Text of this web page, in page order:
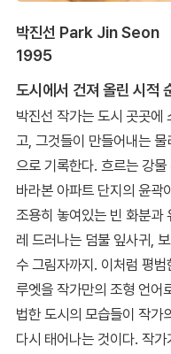
박진선 Park Jin Seon
1995
도시에서 건져 올린 시적
박진선 작가는 도시 곳곳에
고, 그것들이 만들어내는
으로 기록한다. 흐르는 강
바라본 아파트 단지의 윤곽
조용히 놓여있는 빈 화분과
레 드러나는 덤불 잎사귀,
수 그림자까지. 이처럼 평
루엣을 작가만의 조형 언어
법한 도시의 모습들이 작가
다시 태어나는 것이다. 작